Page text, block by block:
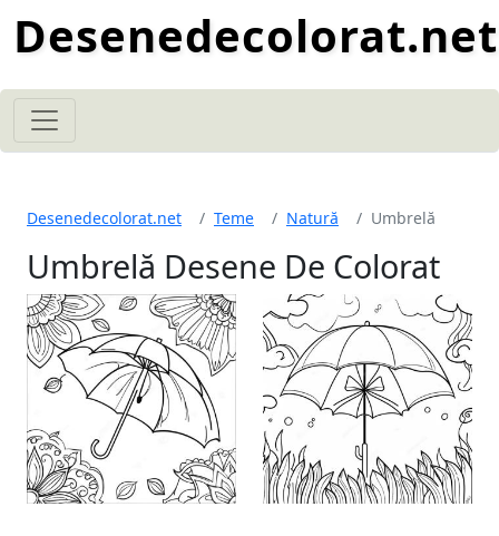
Desenedecolorat.net
Desenedecolorat.net Teme Natură Umbrelă
Umbrelă Desene De Colorat